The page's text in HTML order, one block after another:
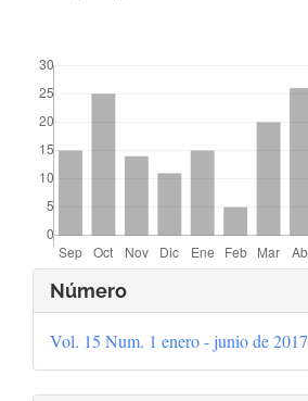
Detalles
del
artículo
Número
Vol. 15 Num. 1 enero - junio de 2017